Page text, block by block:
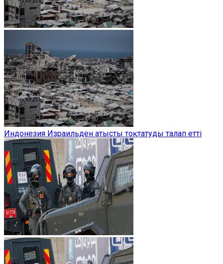
Индонезия Израильден атысты тоқтатуды талап етті